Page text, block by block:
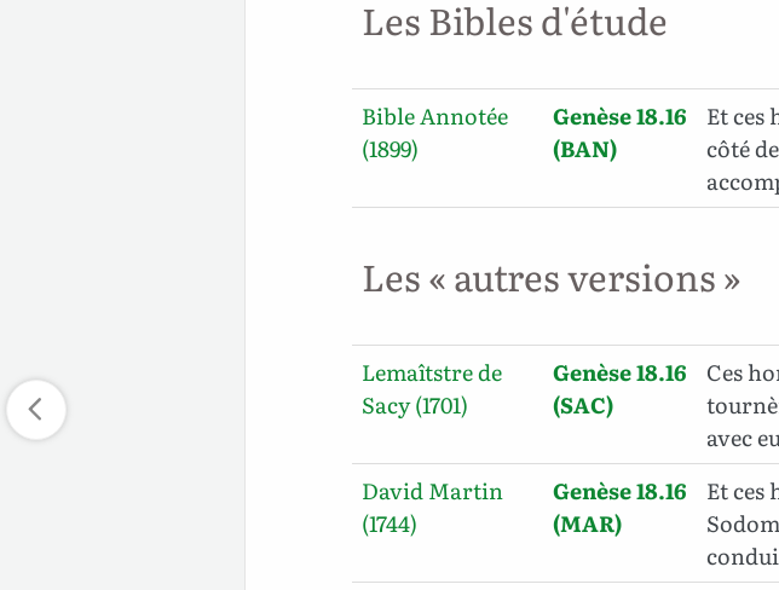
Les Bibles d'étude
Bible Annotée
(1899)
Genèse 18.16
(BAN)
Et ces
côté
Les « autres versions »
Lemaîtstre de
Sacy (1701)
Genèse 18.16
(SAC)
Ces
avec
David Martin
(1744)
Genèse 18.16
(MAR)
Et ces